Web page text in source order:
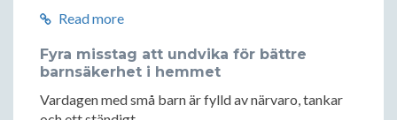
Read more
Fyra misstag att undvika för bättre
barnsäkerhet i hemmet
Vardagen med små barn är fylld av närvaro, tankar